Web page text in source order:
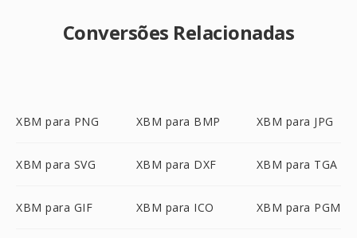
Conversões Relacionadas
XBM para PNG XBM para BMP XBM para JPG
XBM para SVG XBM para DXF XBM para TGA
XBM para GIF XBM para ICO XBM para PGM